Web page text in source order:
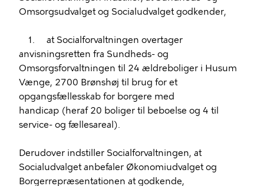
Omsorgsudvalget og Socialudvalget godkender,
1. at Socialforvaltningen overtager
anvisningsretten fra Sundheds- og
Omsorgsforvaltningen til 24 ældreboliger i Husum
Vænge, 2700 Brønshøj til brug for et
opgangsfællesskab for borgere med
handicap (heraf 20 boliger til beboelse og 4 til
service- og fællesareal).
Derudover indstiller Socialforvaltningen, at
Socialudvalget anbefaler Økonomiudvalget og
Borgerrepræsentationen at godkende,